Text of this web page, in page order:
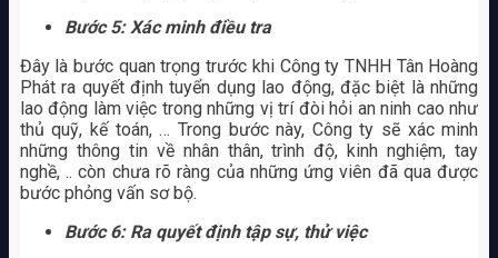
Bước 5: Xác minh điều tra
Đây là bước quan trọng trước khi Công ty TNHH Tân Hoàng
Phát ra quyết định tuyển dụng lao động, đặc biệt là những
lao động làm việc trong những vị trí đòi hỏi an ninh cao như
thủ quỹ, kế toán, … Trong bước này, Công ty sẽ xác minh
những thông tin về nhân thân, trình độ, kinh nghiệm, tay
nghề, .. còn chưa rõ ràng của những ứng viên đã qua được
bước phỏng vấn sơ bộ.
Bước 6: Ra quyết định tập sự, thử việc